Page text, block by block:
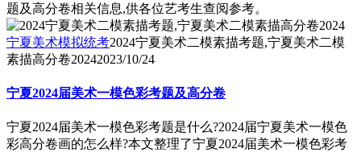
题及高分卷相关信息,供各位艺考生查阅参考。
宁夏美术模拟统考2024宁夏美术二模素描考题,宁夏美术二模
素描高分卷20242023/10/24
宁夏2024届美术一模色彩考题及高分卷
宁夏2024届美术一模色彩考题是什么?2024届宁夏美术一模色
彩高分卷画的怎么样?本文整理了宁夏2024届美术一模色彩考